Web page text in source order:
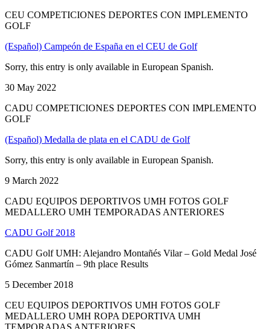
CEU COMPETICIONES DEPORTES CON IMPLEMENTO
GOLF
(Español) Campeón de España en el CEU de Golf
Sorry, this entry is only available in European Spanish.
30 May 2022
CADU COMPETICIONES DEPORTES CON IMPLEMENTO
GOLF
(Español) Medalla de plata en el CADU de Golf
Sorry, this entry is only available in European Spanish.
9 March 2022
CADU EQUIPOS DEPORTIVOS UMH FOTOS GOLF
MEDALLERO UMH TEMPORADAS ANTERIORES
CADU Golf 2018
CADU Golf UMH: Alejandro Montañés Vilar – Gold Medal José
Gómez Sanmartín – 9th place Results
5 December 2018
CEU EQUIPOS DEPORTIVOS UMH FOTOS GOLF
MEDALLERO UMH ROPA DEPORTIVA UMH
TEMPORADAS ANTERIORES